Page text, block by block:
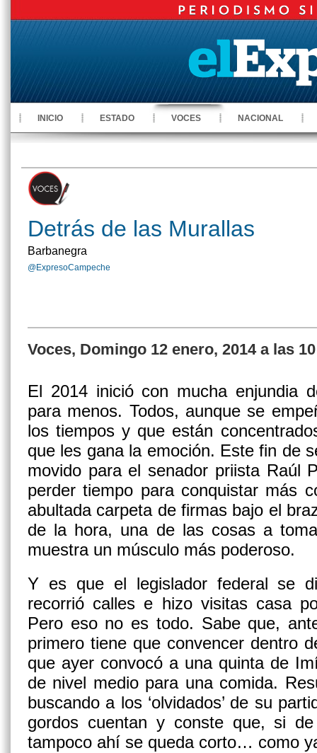
INICIO ESTADO VOCES NACIONAL
Detrás de las Murallas
Barbanegra
@ExpresoCampeche
Voces, Domingo 12 enero, 2014 a las
El 2014 inició con mucha enjundia
para menos. Todos, aunque se
los tiempos y que están
que les gana la emoción. Este fin de
movido para el senador priista Raúl
perder tiempo para conquistar más
abultada carpeta de firmas bajo el
de la hora, una de las cosas a
muestra un músculo más poderoso.
Y es que el legislador federal se
recorrió calles e hizo visitas casa
Pero eso no es todo. Sabe que,
primero tiene que convencer dentro
que ayer convocó a una quinta de
de nivel mediopara una comida.
buscando a los ‘olvidados’ de su
gordos cuentan y conste que, si
tampoco ahí se queda corto… como